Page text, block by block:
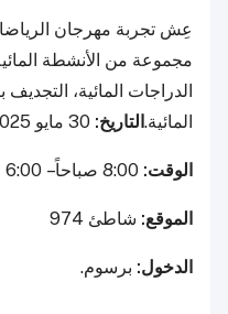
مجموعة من الأنشطة
الدراجات المائية،
المائية.التاريخ:
الوقت:
الموقع: شاطئ 974
الدخول: برسوم.